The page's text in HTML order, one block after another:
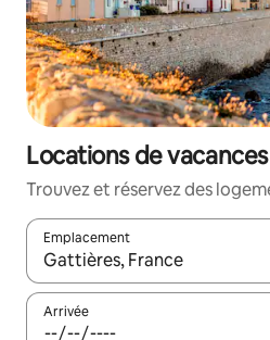
Locations de
Trouvez et réservez des
Emplacement
Quand les résultats sont
Arrivée